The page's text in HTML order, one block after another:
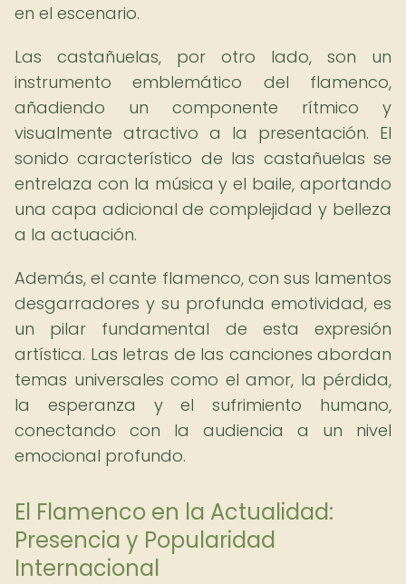
en el escenario.
Las castañuelas, por otro lado, son un
instrumento emblemático del flamenco,
añadiendo un componente rítmico y
visualmente atractivo a la presentación. El
sonido característico de las castañuelas se
entrelaza con la música y el baile, aportando
una capa adicional de complejidad y belleza
a la actuación.
Además, el cante flamenco, con sus lamentos
desgarradores y su profunda emotividad, es
un pilar fundamental de esta expresión
artística. Las letras de las canciones abordan
temas universales como el amor, la pérdida,
la esperanza y el sufrimiento humano,
conectando con la audiencia a un nivel
emocional profundo.
El Flamenco en la Actualidad:
Presencia y Popularidad
Internacional